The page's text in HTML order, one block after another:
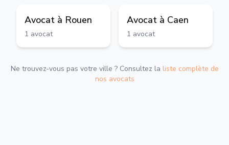
Avocat à Rouen
1 avocat
Avocat à Caen
1 avocat
Ne trouvez-vous pas votre ville ? Consultez la liste complète de
nos avocats